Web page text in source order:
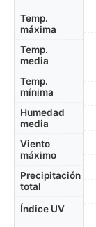
Temp.
máxima
Temp.
media
Temp.
mínima
Humedad
media
Viento
máximo
Precipitación
total
Índice UV